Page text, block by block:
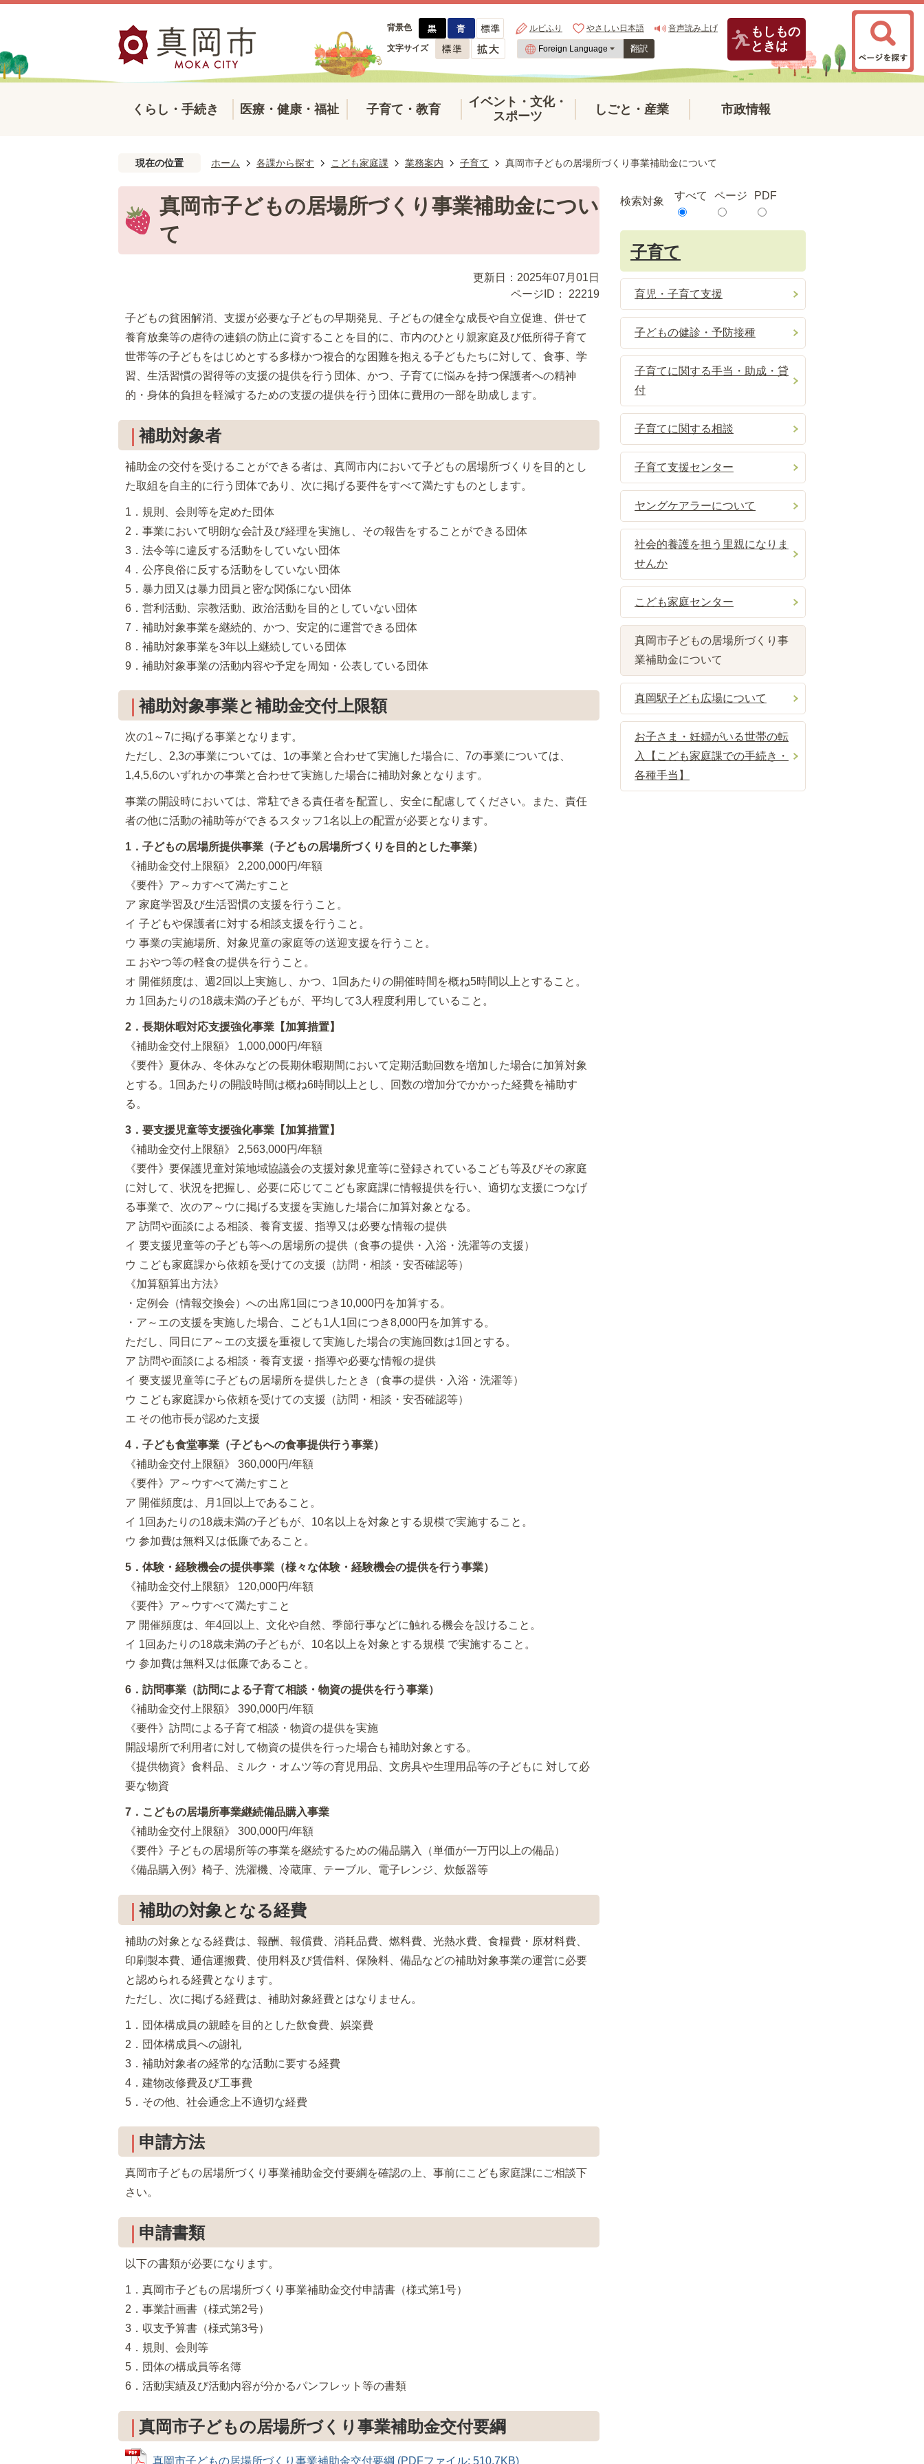
背景色 ルビふり やさしい日本語 音声読み上げ
文字サイズ 翻訳
もしもの
ときは
くらし・手続き 医療・健康・福祉 子育て・教育
イベント・文化・
スポーツ
しごと・産業 市政情報
現在の位置 ホーム 各課から探す こども家庭課 業務案内 子育て 真岡市子どもの居場所づくり事業補助金について
真岡市子どもの居場所づくり事業補助金につい
て
更新日：2025年07月01日
ページID：
22219
子どもの貧困解消、支援が必要な子どもの早期発見、子どもの健全な成長や自立促進、併せて
養育放棄等の虐待の連鎖の防止に資することを目的に、市内のひとり親家庭及び低所得子育て
世帯等の子どもをはじめとする多様かつ複合的な困難を抱える子どもたちに対して、食事、学
習、生活習慣の習得等の支援の提供を行う団体、かつ、子育てに悩みを持つ保護者への精神
的・身体的負担を軽減するための支援の提供を行う団体に費用の一部を助成します。
補助対象者
補助金の交付を受けることができる者は、真岡市内において子どもの居場所づくりを目的とし
た取組を自主的に行う団体であり、次に掲げる要件をすべて満たすものとします。
1．規則、会則等を定めた団体
2．事業において明朗な会計及び経理を実施し、その報告をすることができる団体
3．法令等に違反する活動をしていない団体
4．公序良俗に反する活動をしていない団体
5．暴力団又は暴力団員と密な関係にない団体
6．営利活動、宗教活動、政治活動を目的としていない団体
7．補助対象事業を継続的、かつ、安定的に運営できる団体
8．補助対象事業を3年以上継続している団体
9．補助対象事業の活動内容や予定を周知・公表している団体
補助対象事業と補助金交付上限額
次の1～7に掲げる事業となります。
ただし、2,3の事業については、1の事業と合わせて実施した場合に、7の事業については、
1,4,5,6のいずれかの事業と合わせて実施した場合に補助対象となります。
事業の開設時においては、常駐できる責任者を配置し、安全に配慮してください。また、責任
者の他に活動の補助等ができるスタッフ1名以上の配置が必要となります。
1．子どもの居場所提供事業（子どもの居場所づくりを目的とした事業）
《補助金交付上限額》 2,200,000円/年額
《要件》ア～カすべて満たすこと
ア 家庭学習及び生活習慣の支援を行うこと。
イ 子どもや保護者に対する相談支援を行うこと。
ウ 事業の実施場所、対象児童の家庭等の送迎支援を行うこと。
エ おやつ等の軽食の提供を行うこと。
オ 開催頻度は、週2回以上実施し、かつ、1回あたりの開催時間を概ね5時間以上とすること。
カ 1回あたりの18歳未満の子どもが、平均して3人程度利用していること。
2．長期休暇対応支援強化事業【加算措置】
《補助金交付上限額》 1,000,000円/年額
《要件》夏休み、冬休みなどの長期休暇期間において定期活動回数を増加した場合に加算対象
とする。1回あたりの開設時間は概ね6時間以上とし、回数の増加分でかかった経費を補助す
る。
3．要支援児童等支援強化事業【加算措置】
《補助金交付上限額》 2,563,000円/年額
《要件》要保護児童対策地域協議会の支援対象児童等に登録されているこども等及びその家庭
に対して、状況を把握し、必要に応じてこども家庭課に情報提供を行い、適切な支援につなげ
る事業で、次のア～ウに掲げる支援を実施した場合に加算対象となる。
ア 訪問や面談による相談、養育支援、指導又は必要な情報の提供
イ 要支援児童等の子ども等への居場所の提供（食事の提供・入浴・洗濯等の支援）
ウ こども家庭課から依頼を受けての支援（訪問・相談・安否確認等）
《加算額算出方法》
・定例会（情報交換会）への出席1回につき10,000円を加算する。
・ア～エの支援を実施した場合、こども1人1回につき8,000円を加算する。
ただし、同日にア～エの支援を重複して実施した場合の実施回数は1回とする。
ア 訪問や面談による相談・養育支援・指導や必要な情報の提供
イ 要支援児童等に子どもの居場所を提供したとき（食事の提供・入浴・洗濯等）
ウ こども家庭課から依頼を受けての支援（訪問・相談・安否確認等）
エ その他市長が認めた支援
4．子ども食堂事業（子どもへの食事提供行う事業）
《補助金交付上限額》 360,000円/年額
《要件》ア～ウすべて満たすこと
ア 開催頻度は、月1回以上であること。
イ 1回あたりの18歳未満の子どもが、10名以上を対象とする規模で実施すること。
ウ 参加費は無料又は低廉であること。
5．体験・経験機会の提供事業（様々な体験・経験機会の提供を行う事業）
《補助金交付上限額》 120,000円/年額
《要件》ア～ウすべて満たすこと
ア 開催頻度は、年4回以上、文化や自然、季節行事などに触れる機会を設けること。
イ 1回あたりの18歳未満の子どもが、10名以上を対象とする規模 で実施すること。
ウ 参加費は無料又は低廉であること。
6．訪問事業（訪問による子育て相談・物資の提供を行う事業）
《補助金交付上限額》 390,000円/年額
《要件》訪問による子育て相談・物資の提供を実施
開設場所で利用者に対して物資の提供を行った場合も補助対象とする。
《提供物資》食料品、ミルク・オムツ等の育児用品、文房具や生理用品等の子どもに 対して必
要な物資
7．こどもの居場所事業継続備品購入事業
《補助金交付上限額》 300,000円/年額
《要件》子どもの居場所等の事業を継続するための備品購入（単価が一万円以上の備品）
《備品購入例》椅子、洗濯機、冷蔵庫、テーブル、電子レンジ、炊飯器等
補助の対象となる経費
補助の対象となる経費は、報酬、報償費、消耗品費、燃料費、光熱水費、食糧費・原材料費、
印刷製本費、通信運搬費、使用料及び賃借料、保険料、備品などの補助対象事業の運営に必要
と認められる経費となります。
ただし、次に掲げる経費は、補助対象経費とはなりません。
1．団体構成員の親睦を目的とした飲食費、娯楽費
2．団体構成員への謝礼
3．補助対象者の経常的な活動に要する経費
4．建物改修費及び工事費
5．その他、社会通念上不適切な経費
申請方法
真岡市子どもの居場所づくり事業補助金交付要綱を確認の上、事前にこども家庭課にご相談下
さい。
申請書類
以下の書類が必要になります。
1．真岡市子どもの居場所づくり事業補助金交付申請書（様式第1号）
2．事業計画書（様式第2号）
3．収支予算書（様式第3号）
4．規則、会則等
5．団体の構成員等名簿
6．活動実績及び活動内容が分かるパンフレット等の書類
真岡市子どもの居場所づくり事業補助金交付要綱
真岡市子どもの居場所づくり事業補助金交付要綱 (PDFファイル: 510.7KB)
検索対象 すべて ページ PDF
子育て
育児・子育て支援
子どもの健診・予防接種
子育てに関する手当・助成・貸
付
子育てに関する相談
子育て支援センター
ヤングケアラーについて
社会的養護を担う里親になりま
せんか
こども家庭センター
真岡市子どもの居場所づくり事
業補助金について
真岡駅子ども広場について
お子さま・妊婦がいる世帯の転
入【こども家庭課での手続き・
各種手当】